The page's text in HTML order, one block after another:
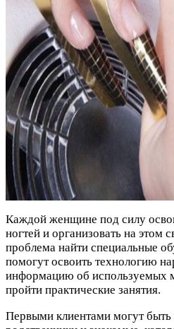
Каждой женщине под силу
ногтей и организовать на этом
проблема найти специальные
помогут освоить технологию
информацию об используемых
пройти практические занятия.
Первыми клиентами могут